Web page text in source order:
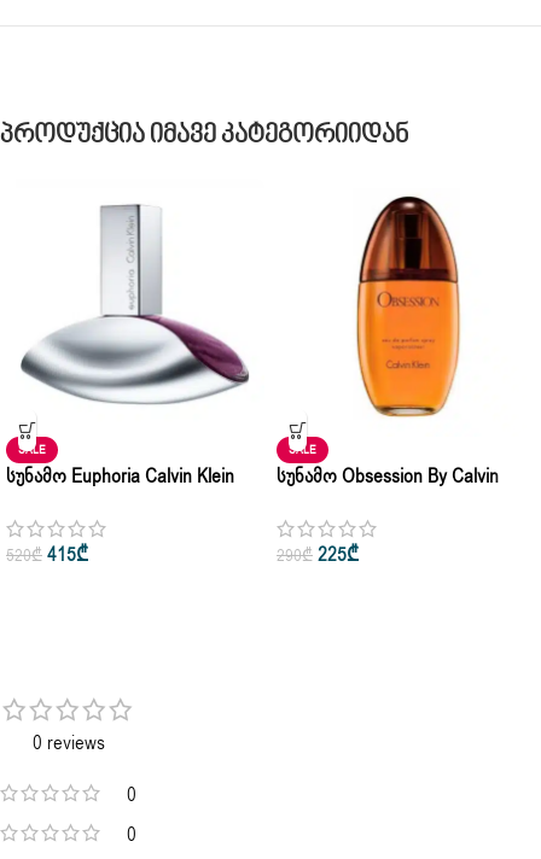
Პროდუქცია Იმავე Კატეგორიიდან
SALE
Სუნამო Euphoria Calvin Klein
• 50ml • 100ml – 100ml
520₾ 415₾
SALE
Სუნამო Obsession By Calvin
Eau De Parfum 100ml – 100ml
290₾ 225₾
0 reviews
0
0